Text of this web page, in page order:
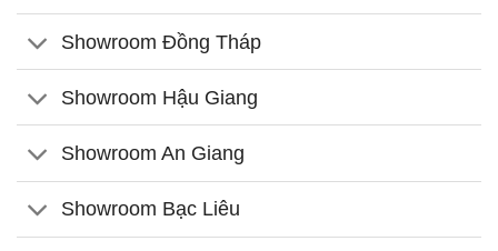
Showroom Đồng Tháp
Showroom Hậu Giang
Showroom An Giang
Showroom Bạc Liêu